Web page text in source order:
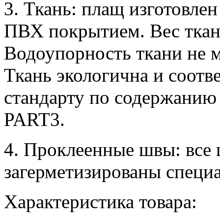
3. Ткань: плащ
ПВХ покрытием. Вес
Водоупорность ткани не
Ткань экологична и
стандарту по
PART3.
4. Проклеенные швы:
загерметизированы
Характеристика товара: